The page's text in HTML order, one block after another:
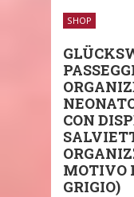
SHOP
CON
MOTIVO
GRIGIO)